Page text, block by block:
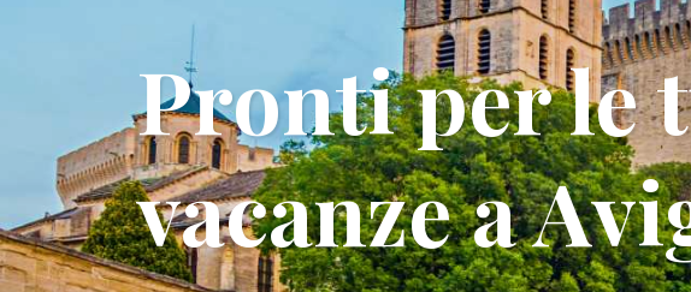
Pronti per le
vacanze a